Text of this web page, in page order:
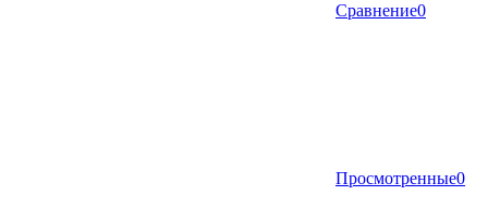
Сравнение0
Просмотренные0